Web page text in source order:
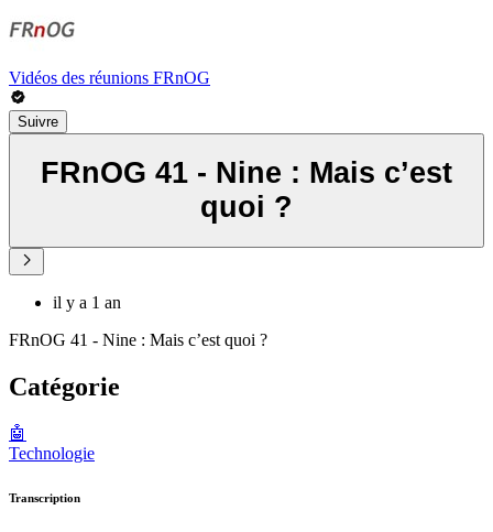
Vidéos des réunions FRnOG
Suivre
FRnOG 41 - Nine : Mais c’est
quoi ?
il y a 1 an
FRnOG 41 - Nine : Mais c’est quoi ?
Catégorie
🤖
Technologie
Transcription